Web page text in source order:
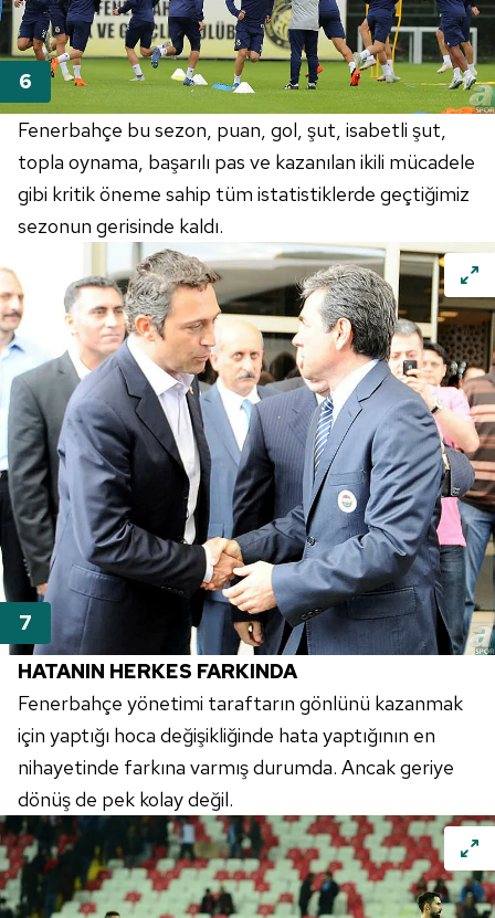
Metnimiziziyaret edebilirsiniz.
6698 sayılı Kişisel Verilerin Korunması Kanunu uyarınca
hazırlanmış Aydınlatma Metnimizi okumak ve sitemizde
ilgili mevzuata uygun olarak kullanılan çerezlerle ilgili bilgi
almak için lütfen tıklayınız.
Fenerbahçe bu sezon, puan, gol, şut, isabetli şut,
topla oynama, başarılı pas ve kazanılan ikili mücadele
gibi kritik öneme sahip tüm istatistiklerde geçtiğimiz
sezonun gerisinde kaldı.
HATANIN HERKES FARKINDA
Fenerbahçe yönetimi taraftarın gönlünü kazanmak
için yaptığı hoca değişikliğinde hata yaptığının en
nihayetinde farkına varmış durumda. Ancak geriye
dönüş de pek kolay değil.